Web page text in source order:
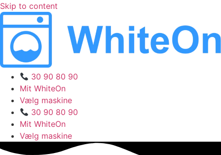
Skip to content
30 90 80 90
Mit WhiteOn
Vælg maskine
30 90 80 90
Mit WhiteOn
Vælg maskine